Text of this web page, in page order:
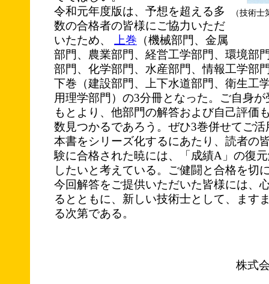
（技術
令和元年度版は、予想を超える多
数の合格者の皆様にご協力いただ
いたため、 上巻 （機械部門、金属
部門、農業部門、経営工学部門、環境部
部門、化学部門、水産部門、情報工学部
下巻（建設部門、上下水道部門、衛生工
用理学部門）の3分冊となった。ご自身
もとより、他部門の解答および自己評価
数見つかるであろう。ぜひ3巻併せてご
本書をシリーズ化するにあたり、読者の
験に合格された暁には、「成績A」の復
したいと考えている。ご健闘と合格を切
今回解答をご提供いただいた皆様には、
るとともに、新しい技術士として、ます
る次第である。
株式